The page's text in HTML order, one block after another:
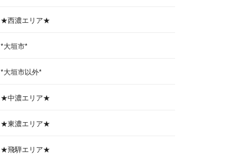
★西濃エリア★
*大垣市*
*大垣市以外*
★中濃エリア★
★東濃エリア★
★飛騨エリア★